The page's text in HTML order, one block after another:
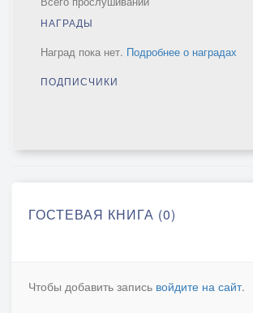
НАГРАДЫ
Наград пока нет. Подробнее о наградах
ПОДПИСЧИКИ
ГОСТЕВАЯ КНИГА (0)
Чтобы добавить запись войдите на сайт.